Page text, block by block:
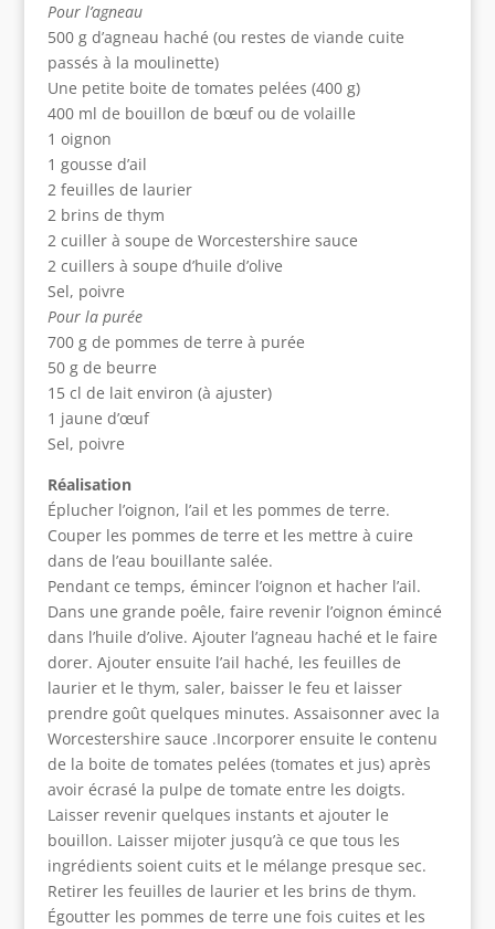
Pour l’agneau
500 g d’agneau haché (ou restes de viande cuite
passés à la moulinette)
Une petite boite de tomates pelées (400 g)
400 ml de bouillon de bœuf ou de volaille
1 oignon
1 gousse d’ail
2 feuilles de laurier
2 brins de thym
2 cuiller à soupe de Worcestershire sauce
2 cuillers à soupe d’huile d’olive
Sel, poivre
Pour la purée
700 g de pommes de terre à purée
50 g de beurre
15 cl de lait environ (à ajuster)
1 jaune d’œuf
Sel, poivre
Réalisation
Éplucher l’oignon, l’ail et les pommes de terre.
Couper les pommes de terre et les mettre à cuire
dans de l’eau bouillante salée.
Pendant ce temps, émincer l’oignon et hacher l’ail.
Dans une grande poêle, faire revenir l’oignon émincé
dans l’huile d’olive. Ajouter l’agneau haché et le faire
dorer. Ajouter ensuite l’ail haché, les feuilles de
laurier et le thym, saler, baisser le feu et laisser
prendre goût quelques minutes. Assaisonner avec la
Worcestershire sauce .Incorporer ensuite le contenu
de la boite de tomates pelées (tomates et jus) après
avoir écrasé la pulpe de tomate entre les doigts.
Laisser revenir quelques instants et ajouter le
bouillon. Laisser mijoter jusqu’à ce que tous les
ingrédients soient cuits et le mélange presque sec.
Retirer les feuilles de laurier et les brins de thym.
Égoutter les pommes de terre une fois cuites et les